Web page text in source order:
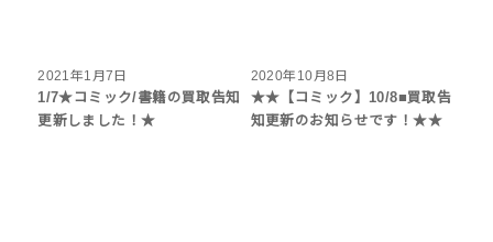
2021年1月7日
1/7★コミック/書籍の買取告知
更新しました！★
2020年10月8日
★★【コミック】10/8■買取告
知更新のお知らせです！★★